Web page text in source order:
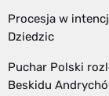
Procesja w
Dziedzic
Puchar Polski
Beskidu